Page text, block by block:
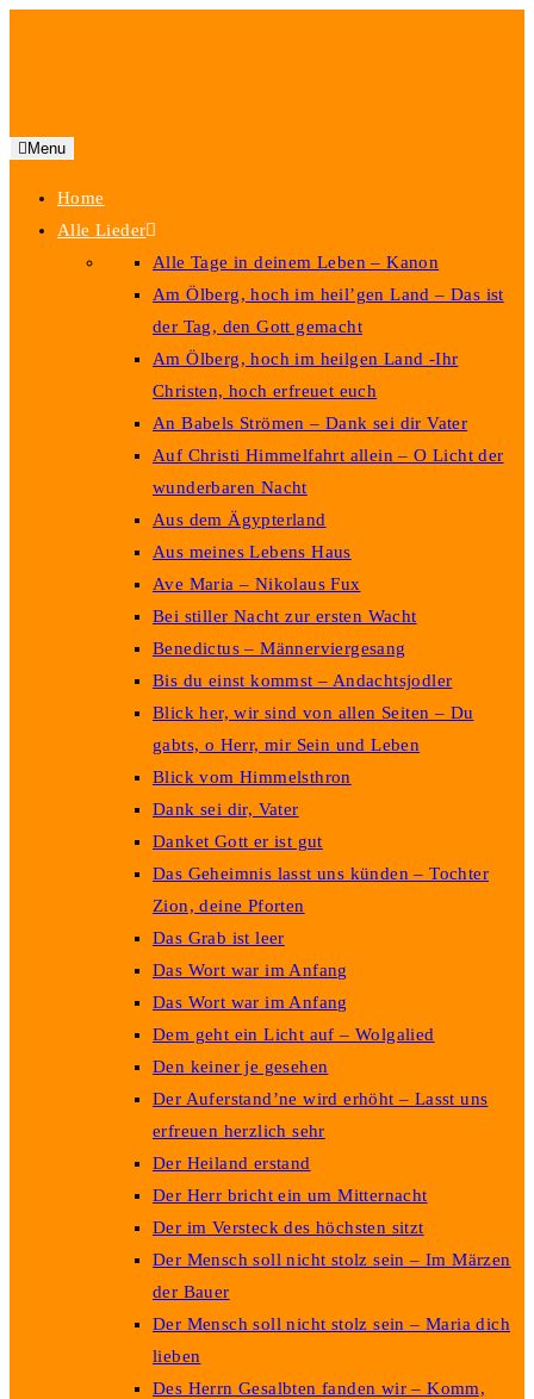
Menu
Home
Alle Lieder
Alle Tage in deinem Leben – Kanon
Am Ölberg, hoch im heil’gen Land – Das ist
der Tag, den Gott gemacht
Am Ölberg, hoch im heilgen Land -Ihr
Christen, hoch erfreuet euch
An Babels Strömen – Dank sei dir Vater
Auf Christi Himmelfahrt allein – O Licht der
wunderbaren Nacht
Aus dem Ägypterland
Aus meines Lebens Haus
Ave Maria – Nikolaus Fux
Bei stiller Nacht zur ersten Wacht
Benedictus – Männerviergesang
Bis du einst kommst – Andachtsjodler
Blick her, wir sind von allen Seiten – Du
gabts, o Herr, mir Sein und Leben
Blick vom Himmelsthron
Dank sei dir, Vater
Danket Gott er ist gut
Das Geheimnis lasst uns künden – Tochter
Zion, deine Pforten
Das Grab ist leer
Das Wort war im Anfang
Das Wort war im Anfang
Dem geht ein Licht auf – Wolgalied
Den keiner je gesehen
Der Auferstand’ne wird erhöht – Lasst uns
erfreuen herzlich sehr
Der Heiland erstand
Der Herr bricht ein um Mitternacht
Der im Versteck des höchsten sitzt
Der Mensch soll nicht stolz sein – Im Märzen
der Bauer
Der Mensch soll nicht stolz sein – Maria dich
lieben
Des Herrn Gesalbten fanden wir – Komm,